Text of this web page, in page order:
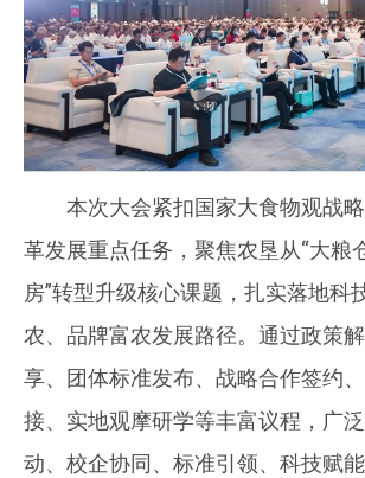
本次大会紧扣国家大食物观战略
革发展重点任务，聚焦农垦从“大粮
房”转型升级核心课题，扎实落地科
农、品牌富农发展路径。通过政策
享、团体标准发布、战略合作签约
接、实地观摩研学等丰富议程，广
动、校企协同、标准引领、科技赋